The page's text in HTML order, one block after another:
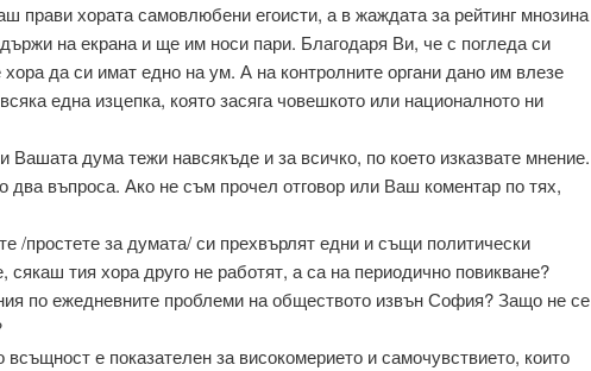
прави хората самовлюбени егоисти, а в жаждата за рейтинг мнозина
на екрана и ще им носи пари. Благодаря Ви, че с погледа си
да си имат едно на ум. А на контролните органи дано им влезе
една изцепка, която засяга човешкото или националното ни
дума тежи навсякъде и за всичко, по което изказвате мнение.
въпроса. Ако не съм прочел отговор или Ваш коментар по тях,
/простете за думата/ си прехвърлят едни и същи политически
сякаш тия хора друго не работят, а са на периодично повикване?
по ежедневните проблеми на обществото извън София? Защо не се
е показателен за високомерието и самочувствието, които